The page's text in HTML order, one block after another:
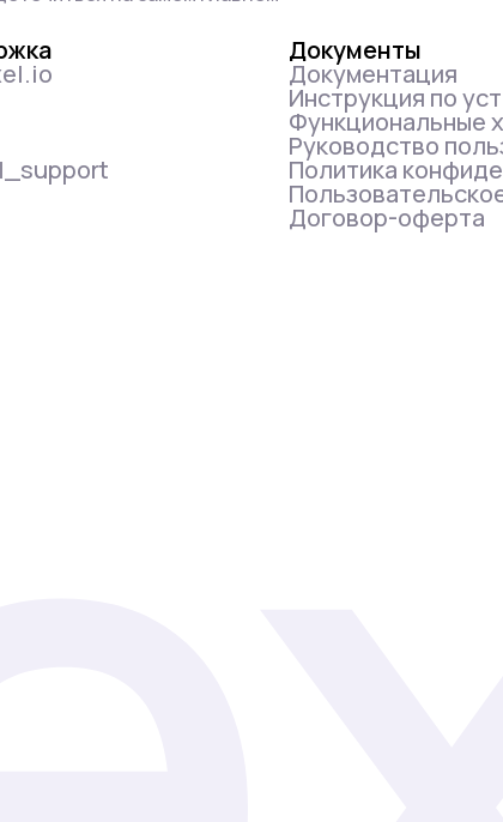
Документы
Документация
Инструкция по
Функциональные
Руководство
Политика
Договор-оферта